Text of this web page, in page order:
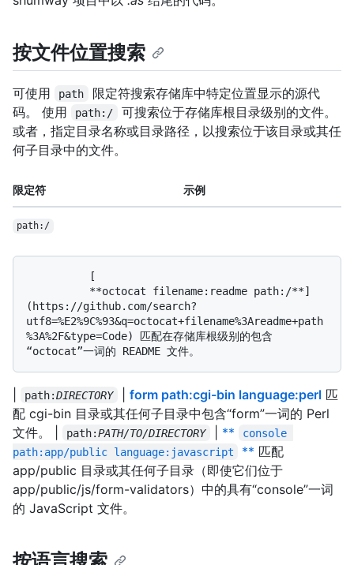
按文件位置搜索
可使用 path
限定符搜索存储库中特定位置显示的源代
码。 使用
path:/
可搜索位于存储库根目录级别的文件。
或者，指定目录名称或目录路径，以搜索位于该目录或其任
何子目录中的文件。
限定符 示例
path:/
(https://github.com/search?
utf8=%E2%9C%93&q=octocat+filename%3Areadme+path
%3A%2F&type=Code) 匹配在存储库根级别的包含
path:DIRECTORY form path:cgi-bin language:perl匹
配 cgi-bin 目录或其任何子目录中包含“form”一词的 Perl
文件。 |
path:PATH/TO/DIRECTORY **
console
path:app/public language:javascript
** 匹配
app/public 目录或其任何子目录（即使它们位于
app/public/js/form-validators）中的具有“console”一词
的 JavaScript 文件。